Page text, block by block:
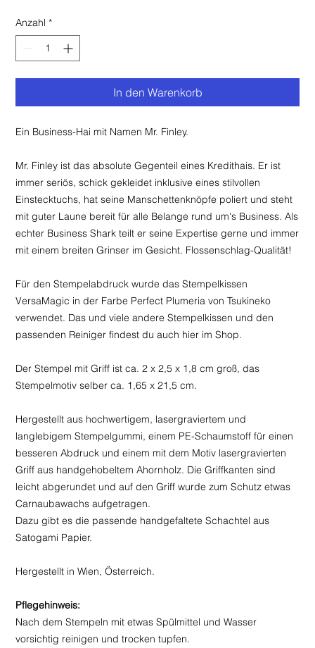
Anzahl *
In den Warenkorb
Ein Business-Hai mit Namen Mr. Finley.
Mr. Finley ist das absolute Gegenteil eines Kredithais. Er ist
immer seriös, schick gekleidet inklusive eines stilvollen
Einstecktuchs, hat seine Manschettenknöpfe poliert und steht
mit guter Laune bereit für alle Belange rund um's Business. Als
echter Business Shark teilt er seine Expertise gerne und immer
mit einem breiten Grinser im Gesicht. Flossenschlag-Qualität!
Für den Stempelabdruck wurde das Stempelkissen
VersaMagic in der Farbe Perfect Plumeria von Tsukineko
verwendet. Das und viele andere Stempelkissen und den
passenden Reiniger findest du auch hier im Shop.
Der Stempel mit Griff ist ca. 2 x 2,5 x 1,8 cm groß, das
Stempelmotiv selber ca. 1,65 x 21,5 cm.
Hergestellt aus hochwertigem, lasergraviertem und
langlebigem Stempelgummi, einem PE-Schaumstoff für einen
besseren Abdruck und einem mit dem Motiv lasergravierten
Griff aus handgehobeltem Ahornholz. Die Griffkanten sind
leicht abgerundet und auf den Griff wurde zum Schutz etwas
Carnaubawachs aufgetragen.
Dazu gibt es die passende handgefaltete Schachtel aus
Satogami Papier.
Hergestellt in Wien, Österreich.
Pflegehinweis:
Nach dem Stempeln mit etwas Spülmittel und Wasser
vorsichtig reinigen und trocken tupfen.